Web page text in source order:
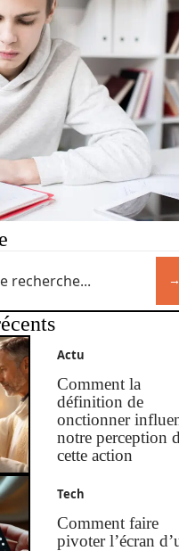
Actu
Comment la
définition de
onctionner
notre perception
cette action
Tech
Comment faire
pivoter l’écran